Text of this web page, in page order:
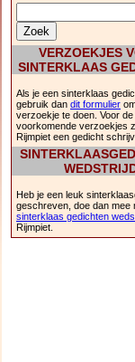
VERZOEKJES
SINTERKLAAS
Als je een sinterklaas
gebruik dan dit formulier
verzoekje te doen. Voor
voorkomende verzoekjes
Rijmpiet een gedicht
Heb je een leuk
geschreven, doe dan mee
sinterklaas gedichten
Rijmpiet.